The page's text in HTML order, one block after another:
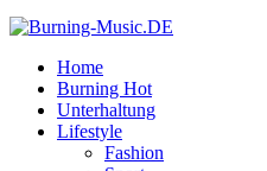
Home
Burning Hot
Unterhaltung
Lifestyle
Fashion